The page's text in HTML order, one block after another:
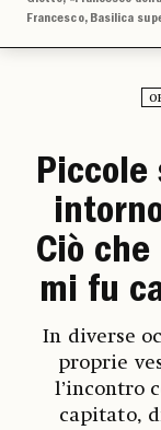
Francesco, Basilica
Piccole
Ciò che
mi fu
In diverse
proprie
l’incontro
capitato,